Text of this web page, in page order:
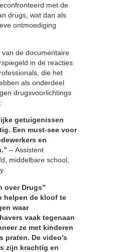
met de
drugs, wat dan als
ontmoediging
van de documentaire
in de reacties
die het
als onderdeel
drugsvoorlichtings
getuigenissen
Een must-see voor
en
– Assistent
middelbare school,
over Drugs”
helpen de kloof te
waar
vaak tegenaan
ze met kinderen
praten. De video’s
zijn krachtig en